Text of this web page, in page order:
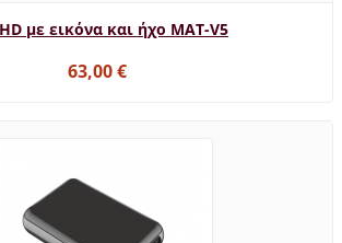
με εικόνα και ήχο MAT-V5
63,00 €